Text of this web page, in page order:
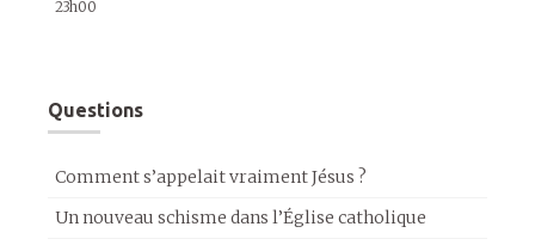
23h00
Questions
Comment s’appelait vraiment Jésus ?
Un nouveau schisme dans l’Église catholique